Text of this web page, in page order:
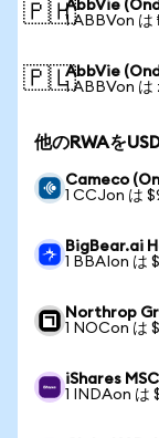
🇵🇭AbbVie
1 ABBVon は
🇵🇱AbbVie
1 ABBVon は
他のRWAを
Cameco
1 CCJon は
BigBear.ai
1 BBAIon は
Northrop
1 NOCon は
iShares
1 INDAon は